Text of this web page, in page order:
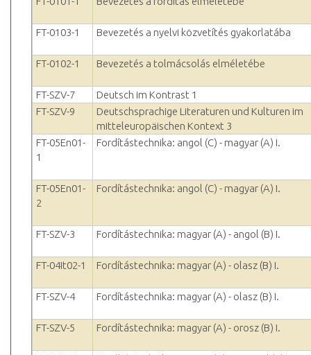
FT-0103-1 Bevezetés a nyelvi közvetítés gyakorlatába
FT-0102-1 Bevezetés a tolmácsolás elméletébe
FT-SZV-7
Deutsch im Kontrast 1
FT-SZV-9
Deutschsprachige Literaturen und Kulturen im
mitteleuropäischen Kontext 3
FT-05En01-
1
Fordítástechnika: angol (C) - magyar (A) I.
FT-05En01-
2
Fordítástechnika: angol (C) - magyar (A) I.
FT-SZV-3 Fordítástechnika: magyar (A) - angol (B) I.
FT-04It02-1 Fordítástechnika: magyar (A) - olasz (B) I.
FT-SZV-4 Fordítástechnika: magyar (A) - olasz (B) I.
FT-SZV-5 Fordítástechnika: magyar (A) - orosz (B) I.